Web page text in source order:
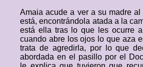
Amaia acude a ver a su madre
está, encontrándola atada a la
está ella tras lo que les ocurre
cuando abre los ojos lo que aza
trata de agredirla, por lo que
abordada en el pasillo por el